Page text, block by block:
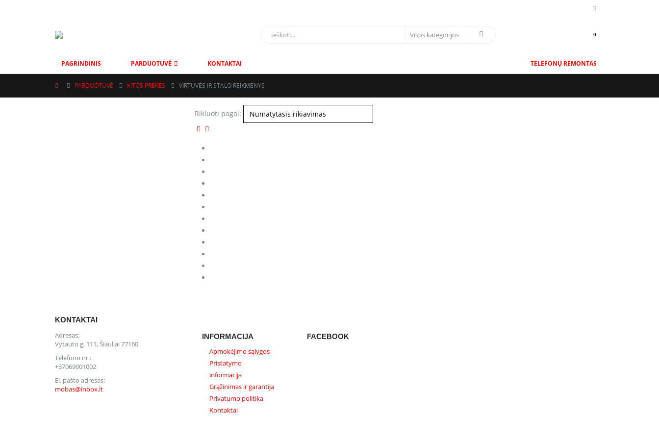
0
PAGRINDINIS PARDUOTUVĖ KONTAKTAI TELEFONŲ REMONTAS
PARDUOTUVĖ KITOS PREKĖS VIRTUVĖS IR STALO REIKMENYS
Rikiuoti pagal:
KONTAKTAI
Adresas:
Vytauto g. 111, Šiauliai 77160
Telefono nr.:
+37069001002
El. pašto adresas:
mobas@inbox.lt
INFORMACIJA
Apmokėjimo sąlygos
Pristatymo
informacija
Grąžinimas ir garantija
Privatumo politika
Kontaktai
FACEBOOK